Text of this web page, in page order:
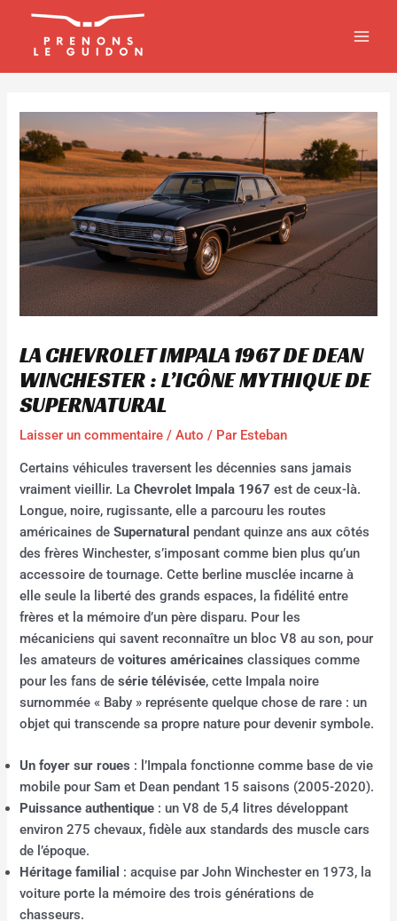
contenu
LA CHEVROLET IMPALA 1967 DE DEAN
WINCHESTER : L’ICÔNE MYTHIQUE DE
SUPERNATURAL
Laisser un commentaire /Auto / Par Esteban
Certains véhicules traversent les décennies sans jamais
vraiment vieillir. LaChevrolet Impala 1967 est de ceux-là.
Longue, noire, rugissante, elle a parcouru les routes
américaines deSupernatural pendant quinze ans aux côtés
des frères Winchester, s’imposant comme bien plus qu’un
accessoire de tournage. Cette berline musclée incarne à
elle seule la liberté des grands espaces, la fidélité entre
frères et la mémoire d’un père disparu. Pour les
mécaniciens qui savent reconnaître un bloc V8 au son, pour
les amateurs devoitures américaines classiques comme
pour les fans desérie télévisée, cette Impala noire
surnommée « Baby » représente quelque chose de rare : un
objet qui transcende sa propre nature pour devenir symbole.
Un foyer sur roues : l’Impala fonctionne comme base de vie
mobile pour Sam et Dean pendant 15 saisons (2005-2020).
Puissance authentique : un V8 de 5,4 litres développant
environ 275 chevaux, fidèle aux standards des muscle cars
de l’époque.
Héritage familial : acquise par John Winchester en 1973, la
voiture porte la mémoire des trois générations de
chasseurs.